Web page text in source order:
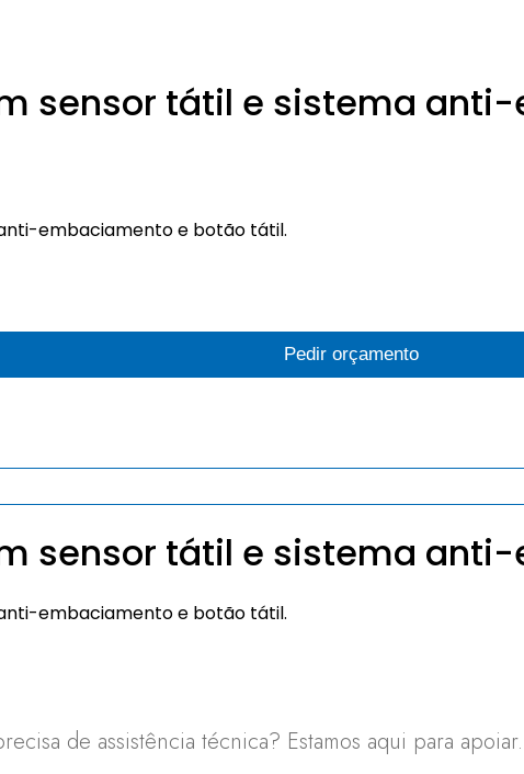
sensor tátil e sistema
embaciamento e botão tátil.
Pedir orçamento
sensor tátil e sistema
embaciamento e botão tátil.
de assistência técnica? Estamos aqui para apoiar.